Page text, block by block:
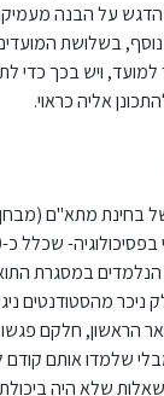
הדגש על הבנה
בשלושת
למועד, ויש בכך כדי
אליה כראוי.
בחינת מתא"ם
הנלמדים במסגרת
ניכר מהסטודנטים
הראשון, חלקם
שלמדו אותם
שלא היה